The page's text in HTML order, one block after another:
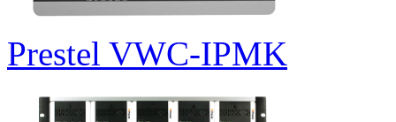
Prestel VWC-IPMK